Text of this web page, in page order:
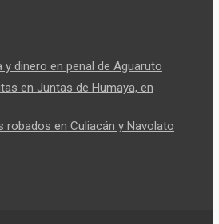
dinero en penal de Aguaruto
en Juntas de Humaya, en
robados en Culiacán y Navolato